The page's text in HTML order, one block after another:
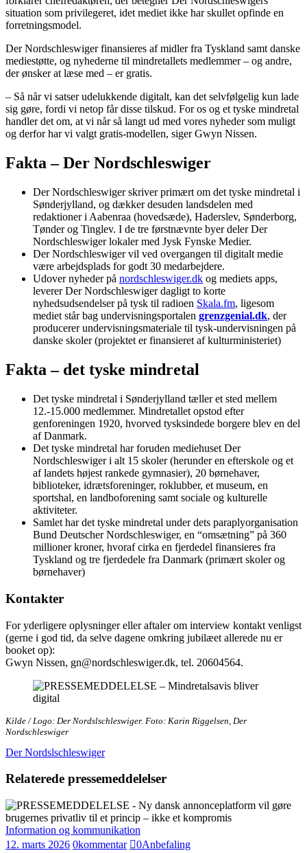
situation som privilegeret, idet mediet ikke har skullet opfinde en
forretningsmodel.
Der Nordschleswiger finansieres af midler fra Tyskland samt danske
mediestøtte, og nyhederne til mindretallets medlemmer – og andre,
der ønsker at læse med – er gratis.
– Så når vi satser udelukkende digitalt, kan det selvfølgelig kun lade
sig gøre, fordi vi netop får disse tilskud. For os og et tyske mindretal
handler det om, at vi når så langt ud med vores nyheder som muligt
og derfor har vi valgt gratis-modellen, siger Gwyn Nissen.
Fakta – Der Nordschleswiger
Der Nordschleswiger skriver primært om det tyske mindretal i
Sønderjylland, og dækker desuden landsdelen med
redaktioner i Aabenraa (hovedsæde), Haderslev, Sønderborg,
Tønder og Tinglev. I de tre førstnævnte byer deler Der
Nordschleswiger lokaler med Jysk Fynske Medier.
Der Nordschleswiger vil ved overgangen til digitalt medie
være arbejdsplads for godt 30 medarbejdere.
Udover nyheder på nordschleswiger.dk og mediets apps,
leverer Der Nordschleswiger dagligt to korte
nyhedsudsendelser på tysk til radioen Skala.fm, ligesom
mediet står bag undervisningsportalen grenzgenial.dk, der
producerer undervisningsmateriale til tysk-undervisningen på
danske skoler (projektet er finansieret af kulturministeriet)
Fakta – det tyske mindretal
Det tyske mindretal i Sønderjylland tæller et sted mellem
12.-15.000 medlemmer. Mindretallet opstod efter
genforeningen 1920, hvorved tysksindede borgere blev en del
af Danmark.
Det tyske mindretal har foruden mediehuset Der
Nordschleswiger i alt 15 skoler (herunder en efterskole og et
af landets højest rankede gymnasier), 20 børnehaver,
biblioteker, idrætsforeninger, roklubber, et museum, en
sportshal, en landboforening samt sociale og kulturelle
aktiviteter.
Samlet har det tyske mindretal under dets paraplyorganisation
Bund Deutscher Nordschleswiger, en “omsætning” på 360
millioner kroner, hvoraf cirka en fjerdedel finansieres fra
Tyskland og tre fjerdedele fra Danmark (primært skoler og
børnehaver)
Kontakter
For yderligere oplysninger eller aftaler om interview kontakt venligst
(gerne i god tid, da selve dagene omkring jubilæet allerede nu er
booket op):
Gwyn Nissen, gn@nordschleswiger.dk, tel. 20604564.
Kilde / Logo: Der Nordslschleswiger. Foto: Karin Riggelsen, Der
Nordschleswiger
Der Nordslschleswiger
Relaterede pressemeddelelser
Information og kommunikation
12. marts 2026 0kommentar 0Anbefaling